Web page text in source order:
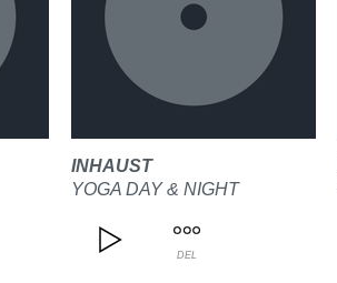
INHAUST
YOGA DAY & NIGHT
DEL